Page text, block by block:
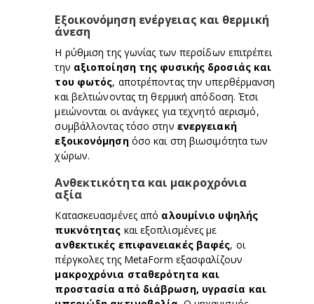
Εξοικονόμηση ενέργειας και θερμική
άνεση
Η ρύθμιση της γωνίας των περσίδων επιτρέπει
την αξιοποίηση της φυσικής δροσιάς και
του φωτός, αποτρέποντας την υπερθέρμανση
και βελτιώνοντας τη θερμική απόδοση. Έτσι
μειώνονται οι ανάγκες για τεχνητό αερισμό,
συμβάλλοντας τόσο στην ενεργειακή
εξοικονόμησηόσο και στη βιωσιμότητα των
χώρων.
Ανθεκτικότητα και μακροχρόνια
αξία
Κατασκευασμένες από αλουμίνιο υψηλής
πυκνότητας και εξοπλισμένες με
ανθεκτικές επιφανειακές βαφές, οι
πέργκολες της MetaForm εξασφαλίζουν
μακροχρόνια σταθερότητα και
προστασία από διάβρωση, υγρασία και